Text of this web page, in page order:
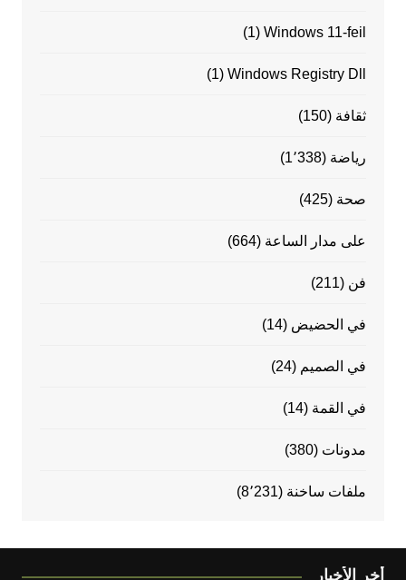
Windows 11-feil
(1)
Windows Registry Dll
(1)
ثقافة (150)
رياضة (1٬338)
صحة (425)
على مدار الساعة (664)
فن (211)
في الحضيض (14)
في الصميم (24)
في القمة (14)
مدونات (380)
ملفات ساخنة (8٬231)
أخر الأخبار